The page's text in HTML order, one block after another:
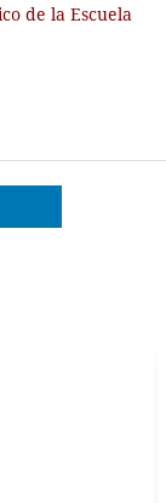
de la Escuela